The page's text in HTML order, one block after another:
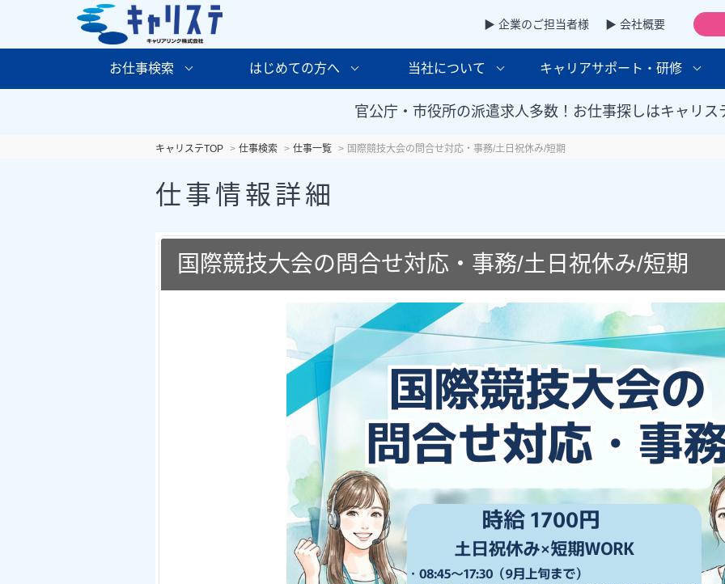
▶ 企業のご担当者様 ▶ 会社概要
お仕事検索 はじめての方へ 当社について キャリアサポート・研修
官公庁・市役所の派遣求人多数！お仕事探しはキャリス
キャリステTOP 仕事検索 仕事一覧 国際競技大会の問合せ対応・事務/土日祝休み/短期
仕事情報詳細
国際競技大会の問合せ対応・事務/土日祝休み/短期